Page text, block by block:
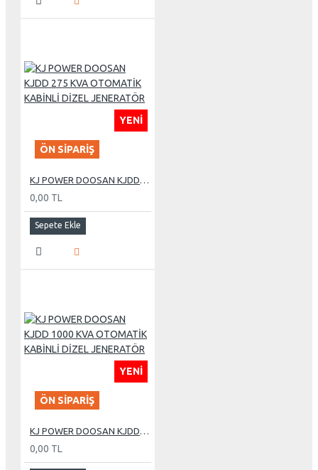
YENI
ÖN SIPARIŞ
KJ POWER DOOSAN KJDD 275 KVA OTOMATİK KABİNLİ DİZEL JENERATÖR
0,00 TL
Sepete Ekle
YENI
ÖN SIPARIŞ
KJ POWER DOOSAN KJDD 1000 KVA OTOMATİK KABİNLİ DİZEL JENERATÖR
0,00 TL